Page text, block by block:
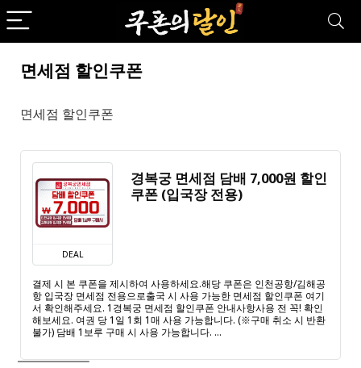
면세점 할인쿠폰
면세점 할인쿠폰
DEAL
경복궁 면세점 담배 7,000원 할인
쿠폰 (입국장 전용)
결제 시 본 쿠폰을 제시하여 사용하세요.해당 쿠폰은 인천공항/김해공
항 입국장 면세점 전용으로출국 시 사용 가능한 면세점 할인쿠폰 여기
서 확인해주세요. 1경복궁 면세점 할인쿠폰 안내사항사용 전 꼭! 확인
해보세요. 여권 당 1일 1회 1매 사용 가능합니다. (※구매 취소 시 반환
불가) 담배 1보루 구매 시 사용 가능합니다. ...